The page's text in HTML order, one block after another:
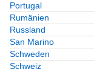
Portugal
Rumänien
Russland
San Marino
Schweden
Schweiz